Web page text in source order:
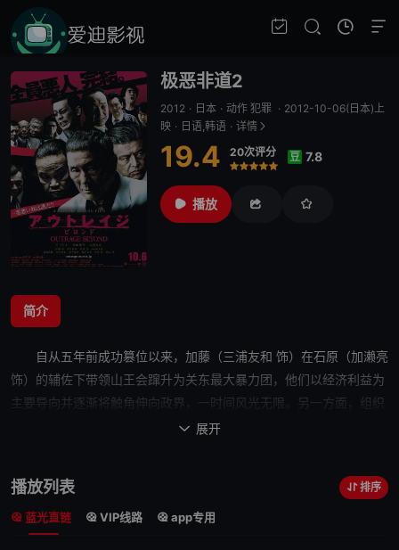
极恶非道2
2012 · 日本 · 动作 犯罪 · 2012-10-06(日本)上
映 · 日语,韩语 · 详情
19.4 20次评分
很差较差还行
推荐力荐
豆 7.8
播放
简介
自从五年前成功篡位以来，加藤（三浦友和 饰）在石原（加濑亮
饰）的辅佐下带领山王会蹿升为关东最大暴力团， 他们以经济利益为
主要导向并逐渐将触角伸向政界，一时间风光无限。另一方面，组织
内老派干部受到排挤，心存不满；警方敏锐注意到山王会的动向，暗
田（中尾彬 饰）结交关西头号黑帮组织花菱会，在这一步棋失败后，
随即找来了曾被山王会覆灭的村濑组若头木村（中野
 展开
播放列表 排序
蓝光直链 VIP线路 app专用